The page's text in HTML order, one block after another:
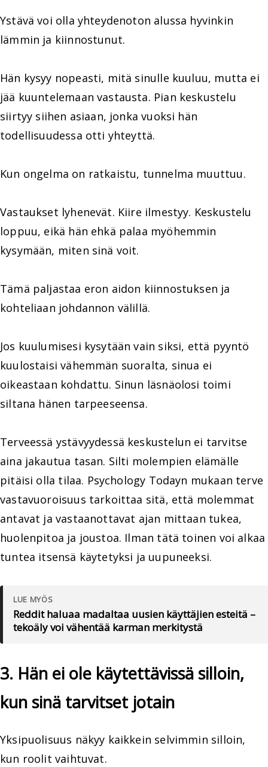
Ystävä voi olla yhteydenoton alussa hyvinkin
lämmin ja kiinnostunut.
Hän kysyy nopeasti, mitä sinulle kuuluu, mutta ei
jää kuuntelemaan vastausta. Pian keskustelu
siirtyy siihen asiaan, jonka vuoksi hän
todellisuudessa otti yhteyttä.
Kun ongelma on ratkaistu, tunnelma muuttuu.
Vastaukset lyhenevät. Kiire ilmestyy. Keskustelu
loppuu, eikä hän ehkä palaa myöhemmin
kysymään, miten sinä voit.
Tämä paljastaa eron aidon kiinnostuksen ja
kohteliaan johdannon välillä.
Jos kuulumisesi kysytään vain siksi, että pyyntö
kuulostaisi vähemmän suoralta, sinua ei
oikeastaan kohdattu. Sinun läsnäolosi toimi
siltana hänen tarpeeseensa.
Terveessä ystävyydessä keskustelun ei tarvitse
aina jakautua tasan. Silti molempien elämälle
pitäisi olla tilaa. Psychology Todayn mukaan terve
vastavuoroisuus tarkoittaa sitä, että molemmat
antavat ja vastaanottavat ajan mittaan tukea,
huolenpitoa ja joustoa. Ilman tätä toinen voi alkaa
tuntea itsensä käytetyksi ja uupuneeksi.
LUE MYÖS
Reddit haluaa madaltaa uusien käyttäjien esteitä –
tekoäly voi vähentää karman merkitystä
3. Hän ei ole käytettävissä silloin,
kun sinä tarvitset jotain
Yksipuolisuus näkyy kaikkein selvimmin silloin,
kun roolit vaihtuvat.